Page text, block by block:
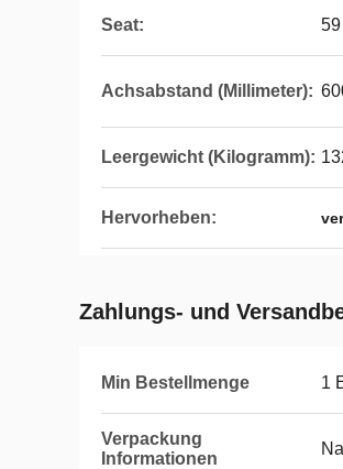
Seat: 59
Achsabstand (Millimeter):
Leergewicht (Kilogramm):
Hervorheben:
Zahlungs- und
Min Bestellmenge 1
Verpackung
Informationen